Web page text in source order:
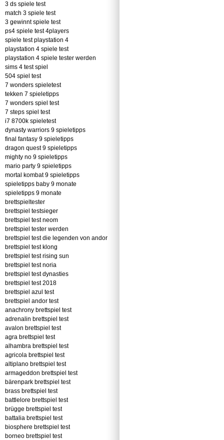
3 ds spiele test
match 3 spiele test
3 gewinnt spiele test
ps4 spiele test 4players
spiele test playstation 4
playstation 4 spiele test
playstation 4 spiele tester werden
sims 4 test spiel
504 spiel test
7 wonders spieletest
tekken 7 spieletipps
7 wonders spiel test
7 steps spiel test
i7 8700k spieletest
dynasty warriors 9 spieletipps
final fantasy 9 spieletipps
dragon quest 9 spieletipps
mighty no 9 spieletipps
mario party 9 spieletipps
mortal kombat 9 spieletipps
spieletipps baby 9 monate
spieletipps 9 monate
brettspieltester
brettspiel testsieger
brettspiel test neom
brettspiel tester werden
brettspiel test die legenden von andor
brettspiel test klong
brettspiel test rising sun
brettspiel test noria
brettspiel test dynasties
brettspiel test 2018
brettspiel azul test
brettspiel andor test
anachrony brettspiel test
adrenalin brettspiel test
avalon brettspiel test
agra brettspiel test
alhambra brettspiel test
agricola brettspiel test
altiplano brettspiel test
armageddon brettspiel test
bärenpark brettspiel test
brass brettspiel test
battlelore brettspiel test
brügge brettspiel test
battalia brettspiel test
biosphere brettspiel test
borneo brettspiel test